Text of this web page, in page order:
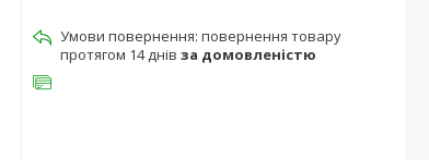
повернення товару
протягом 14 днів за домовленістю